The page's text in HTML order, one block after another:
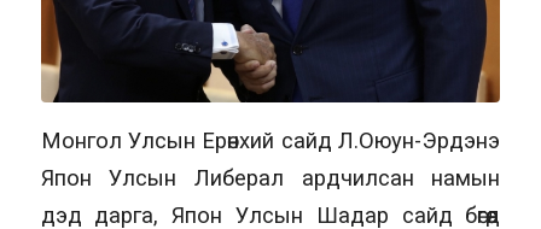
Монгол Улсын Ерөнхий сайд Л.Оюун-Эрдэнэ
Япон Улсын Либерал ардчилсан намын
дэд дарга, Япон Улсын Шадар сайд бөгөөд